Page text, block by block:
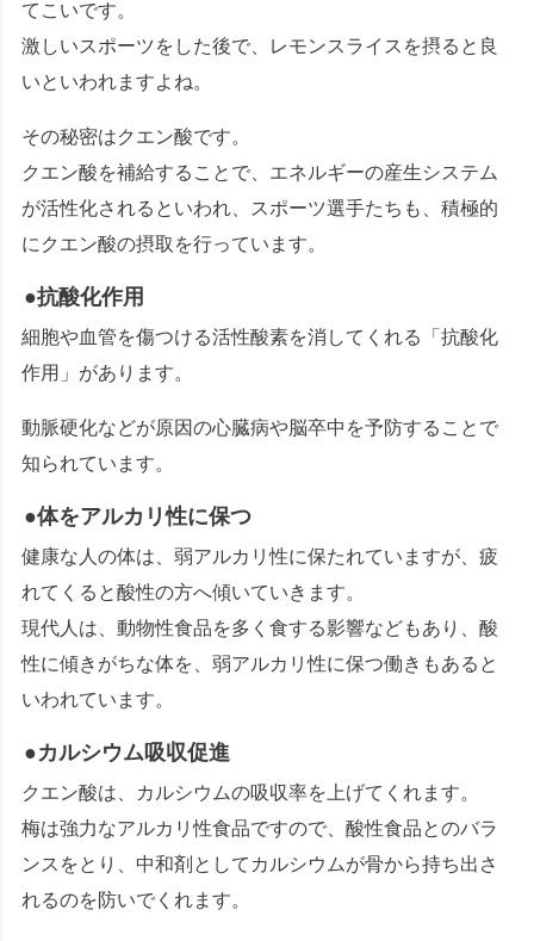
てこいです。
激しいスポーツをした後で、レモンスライスを摂ると良
いといわれますよね。
その秘密はクエン酸です。
クエン酸を補給することで、エネルギーの産生システム
が活性化されるといわれ、スポーツ選手たちも、積極的
にクエン酸の摂取を行っています。
●抗酸化作用
細胞や血管を傷つける活性酸素を消してくれる「抗酸化
作用」があります。
動脈硬化などが原因の心臓病や脳卒中を予防することで
知られています。
●体をアルカリ性に保つ
健康な人の体は、弱アルカリ性に保たれていますが、疲
れてくると酸性の方へ傾いていきます。
現代人は、動物性食品を多く食する影響などもあり、酸
性に傾きがちな体を、弱アルカリ性に保つ働きもあると
いわれています。
●カルシウム吸収促進
クエン酸は、カルシウムの吸収率を上げてくれます。
梅は強力なアルカリ性食品ですので、酸性食品とのバラ
ンスをとり、中和剤としてカルシウムが骨から持ち出さ
れるのを防いでくれます。